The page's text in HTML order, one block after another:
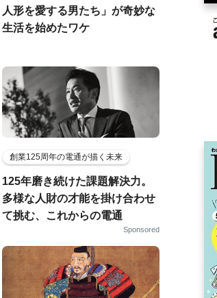
人形を愛する男たち」が奇妙な
生活を始めたワケ
創業125周年の電通が描く未来
125年磨き続けた課題解決力。
多様な人財の才能を掛け合わせ
て挑む、これからの電通
Sponsored